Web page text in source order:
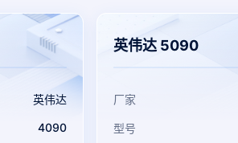
英伟达
4090
英伟达 5090
厂家
型号